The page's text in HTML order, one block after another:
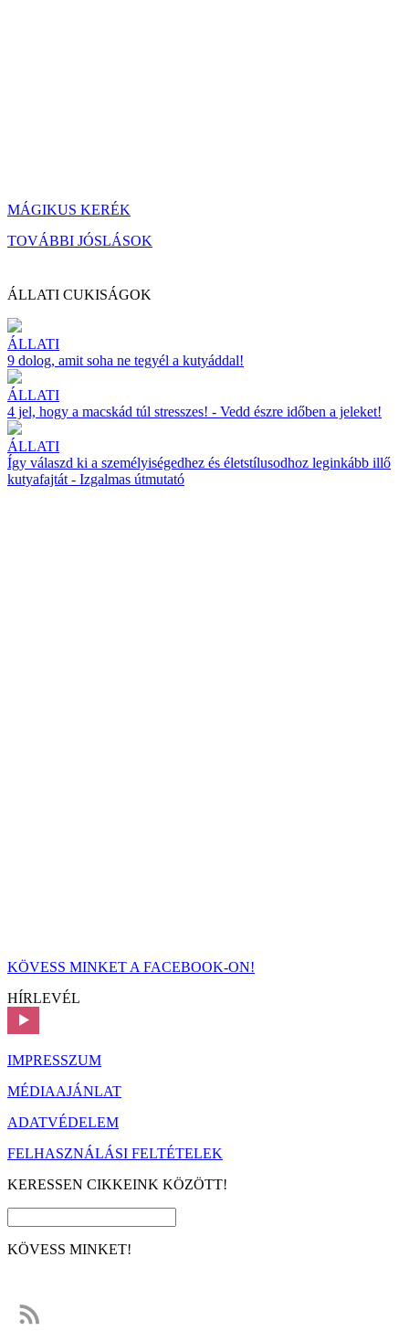
MÁGIKUS KERÉK
TOVÁBBI JÓSLÁSOK
ÁLLATI CUKISÁGOK
ÁLLATI
9 dolog, amit soha ne tegyél a kutyáddal!
ÁLLATI
4 jel, hogy a macskád túl stresszes! - Vedd észre időben a jeleket!
ÁLLATI
Így válaszd ki a személyiségedhez és életstílusodhoz leginkább illő
kutyafajtát - Izgalmas útmutató
KÖVESS MINKET A FACEBOOK-ON!
HÍRLEVÉL
IMPRESSZUM
MÉDIAAJÁNLAT
ADATVÉDELEM
FELHASZNÁLÁSI FELTÉTELEK
KERESSEN CIKKEINK KÖZÖTT!
KÖVESS MINKET!